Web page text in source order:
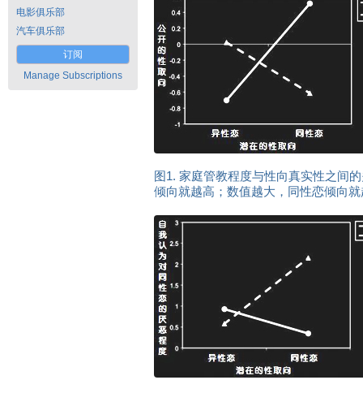
电影俱乐部
汽车俱乐部
订阅
Manage Subscriptions
图1. 家庭管教程度与性向真实性之间
倾向就越高；数值越大，同性恋倾向